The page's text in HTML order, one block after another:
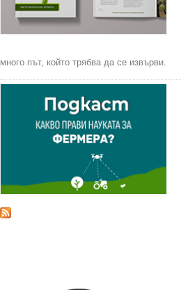
много път, който трябва да се извърви.